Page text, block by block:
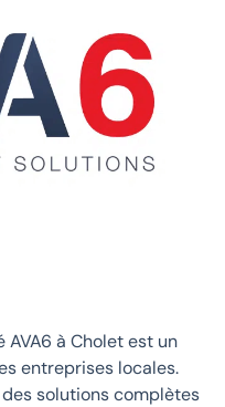
à Cholet est un
entreprises locales.
solutions complètes